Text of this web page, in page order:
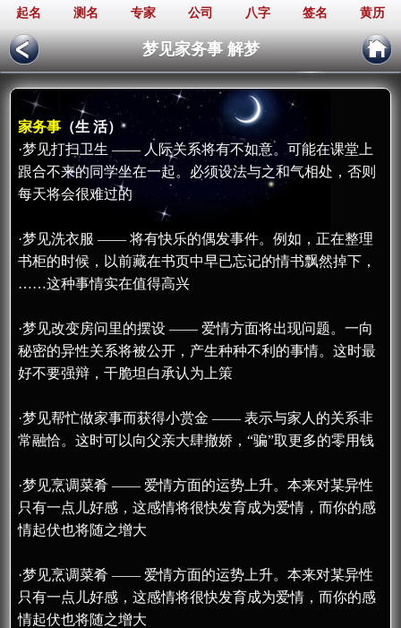
起名 测名 专家 公司 八字 签名 黄历
梦见家务事 解梦
家务事 （生 活）
·梦见打扫卫生 —— 人际关系将有不如意。可能在课堂上
跟合不来的同学坐在一起。必须设法与之和气相处，否则
每天将会很难过的
·梦见洗衣服 —— 将有快乐的偶发事件。例如，正在整理
书柜的时候，以前藏在书页中早已忘记的情书飘然掉下，
……这种事情实在值得高兴
·梦见改变房问里的摆设 —— 爱情方面将出现问题。一向
秘密的异性关系将被公开，产生种种不利的事情。这时最
好不要强辩，干脆坦白承认为上策
·梦见帮忙做家事而获得小赏金 —— 表示与家人的关系非
常融恰。这时可以向父亲大肆撤娇，“骗”取更多的零用钱
·梦见烹调菜肴 —— 爱情方面的运势上升。本来对某异性
只有一点儿好感，这感情将很快发育成为爱情，而你的感
情起伏也将随之增大
·梦见烹调菜肴 —— 爱情方面的运势上升。本来对某异性
只有一点儿好感，这感情将很快发育成为爱情，而你的感
情起伏也将随之增大